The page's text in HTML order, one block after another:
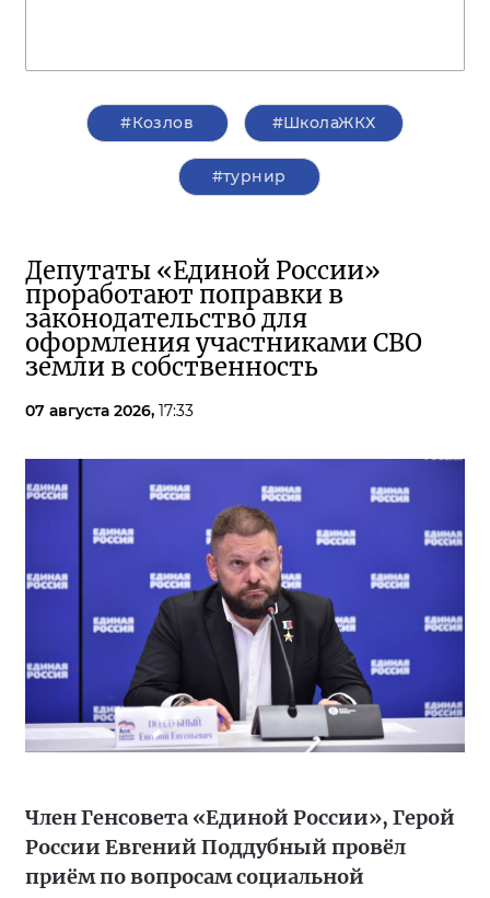
#Козлов #ШколаЖКХ
#турнир
Депутаты «Единой России»
проработают поправки в
законодательство для
оформления участниками СВО
земли в собственность
07 августа 2026, 17:33
Член Генсовета «Единой России», Герой
России Евгений Поддубный провёл
приём по вопросам социальной